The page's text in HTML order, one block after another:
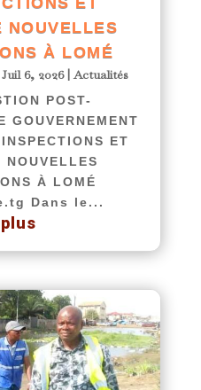
NOUVELLES
À LOMÉ
Juil 6, 2026|Actualités
POST-
GOUVERNEMENT
ET
NOUVELLES
À LOMÉ
Dans le...